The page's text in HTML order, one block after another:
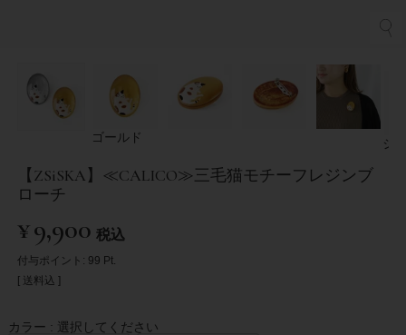
ゴールド シ
【ZSiSKA】≪CALICO≫三毛猫モチーフレジンブ
ローチ
¥9,900 税込
付与ポイント: 99 Pt.
送料込
カラー 選択してください